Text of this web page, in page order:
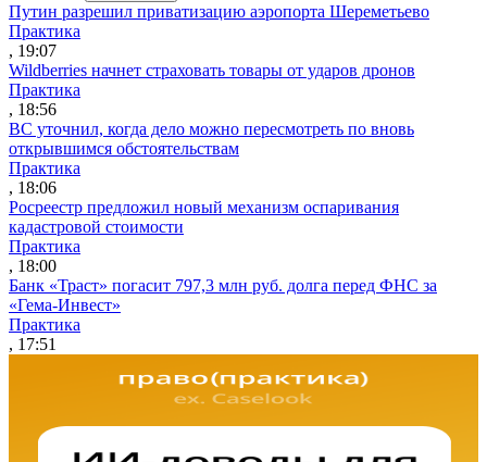
Путин разрешил приватизацию аэропорта Шереметьево
Практика
, 19:07
Wildberries начнет страховать товары от ударов дронов
Практика
, 18:56
ВС уточнил, когда дело можно пересмотреть по вновь
открывшимся обстоятельствам
Практика
, 18:06
Росреестр предложил новый механизм оспаривания
кадастровой стоимости
Практика
, 18:00
Банк «Траст» погасит 797,3 млн руб. долга перед ФНС за
«Гема-Инвест»
Практика
, 17:51